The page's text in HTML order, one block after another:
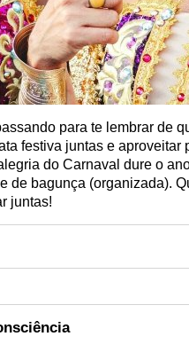
para te lembrar de
festiva juntas e
do Carnaval dure o
de bagunça (organizada).
juntas!